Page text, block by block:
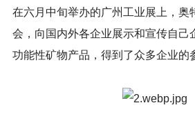
在六月中旬举办的广州工业展上，奥
会，向国内外各企业展示和宣传自己
功能性矿物产品，得到了众多企业的